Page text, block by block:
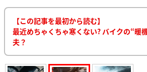
【この記事を最初から読む】
最近めちゃくちゃ寒くない? バイクの“暖
夫？